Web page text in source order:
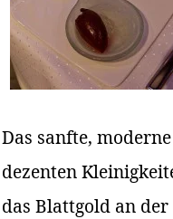
Das sanfte,
dezenten
das Blattgold an